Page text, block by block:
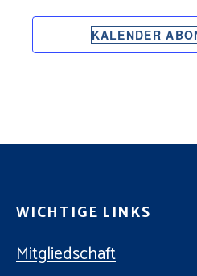
KALENDER
WICHTIGE LINKS
Mitgliedschaft